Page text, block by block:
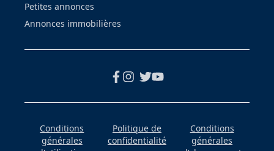
Petites annonces
Annonces immobilières
Conditions
générales
Politique de
confidentialité
Conditions
générales